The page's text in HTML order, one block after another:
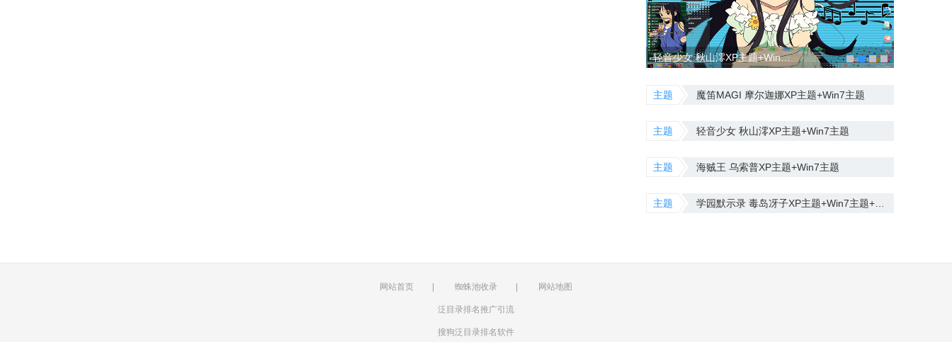
轻音少女 秋山澪XP主题+Win7主题
主题 魔笛MAGI 摩尔迦娜XP主题+Win7主题
主题 轻音少女 秋山澪XP主题+Win7主题
主题 海贼王 乌索普XP主题+Win7主题
主题
网站首页 蜘蛛池收录 网站地图
泛目录排名推广引流
搜狗泛目录排名软件